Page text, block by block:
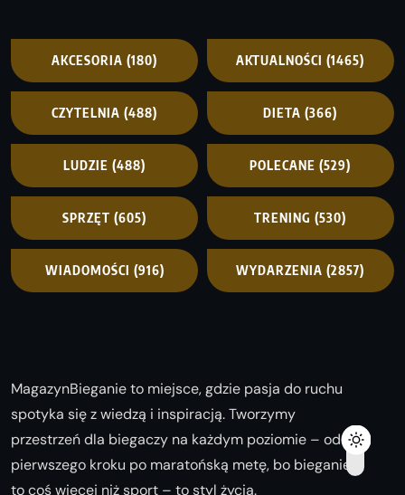
AKCESORIA (180) AKTUALNOŚCI (1465)
CZYTELNIA (488) DIETA (366)
LUDZIE (488) POLECANE (529)
SPRZĘT (605) TRENING (530)
WIADOMOŚCI (916) WYDARZENIA (2857)
MagazynBieganie to miejsce, gdzie pasja do ruchu
spotyka się z wiedzą i inspiracją. Tworzymy
przestrzeń dla biegaczy na każdym poziomie – od
pierwszego kroku po maratońską metę, bo bieganie
to coś więcej niż sport – to styl życia.